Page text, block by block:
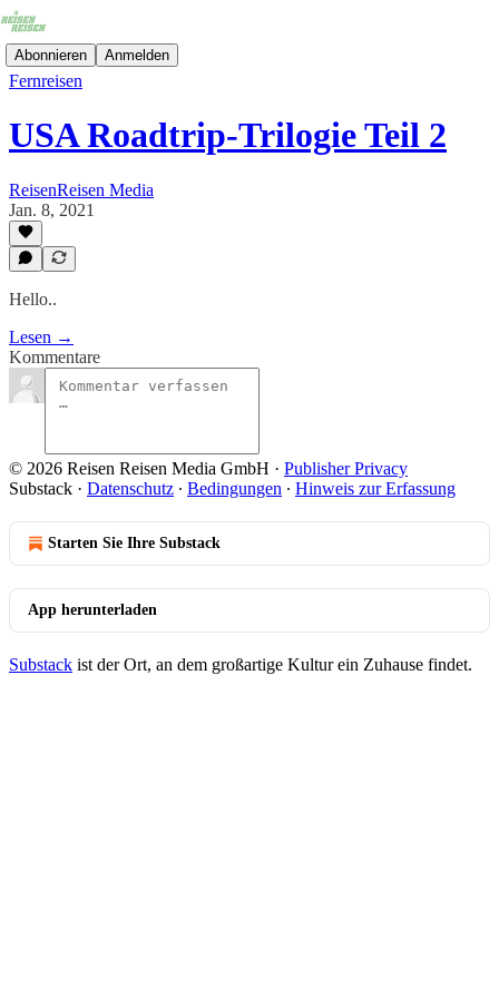
Abonnieren Anmelden
Fernreisen
USA Roadtrip-Trilogie Teil 2
ReisenReisen Media
Jan. 8, 2021
Hello..
Lesen →
Kommentare
© 2026 Reisen Reisen Media GmbH · Publisher Privacy
Substack · Datenschutz ∙ Bedingungen ∙ Hinweis zur Erfassung
Starten Sie Ihre Substack
App herunterladen
Substack ist der Ort, an dem großartige Kultur ein Zuhause findet.